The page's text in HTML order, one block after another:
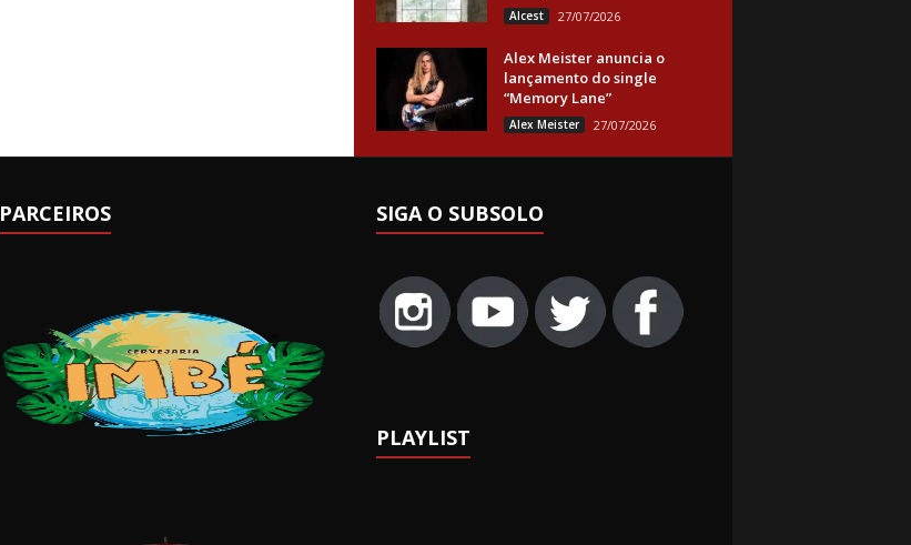
Alcest 27/07/2026
Alex Meister anuncia o
lançamento do single
“Memory Lane”
Alex Meister 27/07/2026
PARCEIROS SIGA O SUBSOLO
PLAYLIST